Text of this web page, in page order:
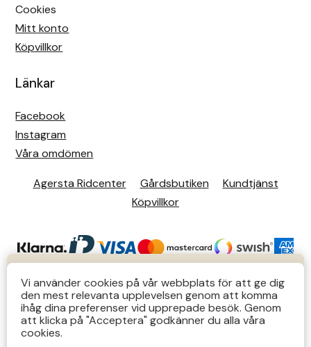
KUNDTJÄNST
Butiks- & telefontider Mån-Tors 12-14 Lör 12-14
övriga tider via e-post: order@agersta.nu
Cookies
Mitt konto
Köpvillkor
Länkar
Facebook
Instagram
Våra omdömen
Agersta Ridcenter Gårdsbutiken
Kundtjänst
Köpvillkor
© 2026 Agersta.
Vi använder cookies på vår webbplats för att ge dig
den mest relevanta upplevelsen genom att komma
ihåg dina preferenser vid upprepade besök. Genom
att klicka på "Acceptera" godkänner du alla våra
cookies.